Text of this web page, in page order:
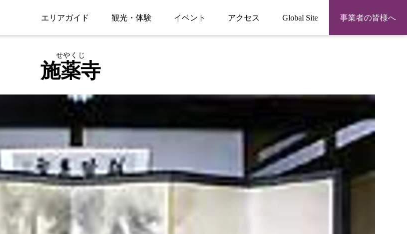
エリアガイド 観光・体験 イベント アクセス Global Site 事業者の皆様へ
施薬寺
せやくじ